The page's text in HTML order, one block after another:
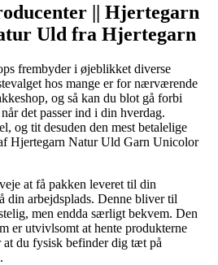
|| Hjertegarn
Uld fra Hjertegarn
frembyder i øjeblikket diverse
hos mange er for nærværende
og så kan du blot gå forbi
det passer ind i din hverdag.
og tit desuden den mest betalelige
Hjertegarn Natur Uld Garn Unicolor
at få pakken leveret til din
din arbejdsplads. Denne bliver til
men endda særligt bekvem. Den
er utvivlsomt at hente produkterne
du fysisk befinder dig tæt på